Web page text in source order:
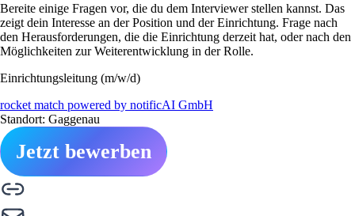
Bereite einige Fragen vor, die du dem Interviewer stellen kannst. Das
zeigt dein Interesse an der Position und der Einrichtung. Frage nach
den Herausforderungen, die die Einrichtung derzeit hat, oder nach den
Möglichkeiten zur Weiterentwicklung in der Rolle.
Einrichtungsleitung (m/w/d)
rocket match powered by notificAI GmbH
Standort: Gaggenau
Jetzt bewerben